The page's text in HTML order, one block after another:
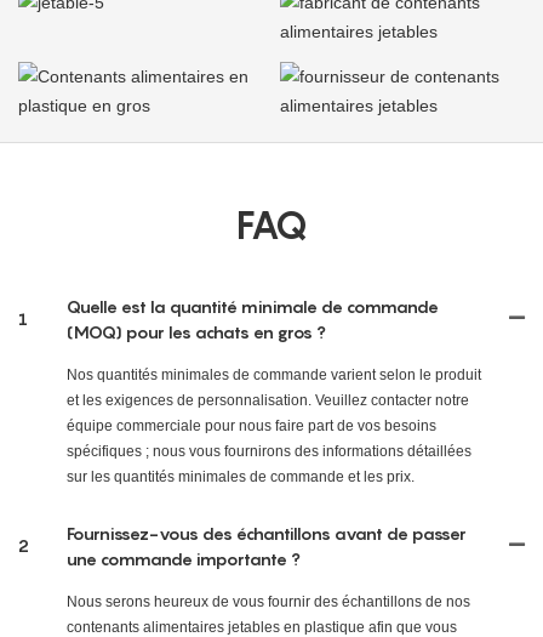
FAQ
1
Quelle est la quantité minimale de commande
(MOQ) pour les achats en gros ?
Nos quantités minimales de commande varient selon le produit
et les exigences de personnalisation. Veuillez contacter notre
équipe commerciale pour nous faire part de vos besoins
spécifiques ; nous vous fournirons des informations détaillées
sur les quantités minimales de commande et les prix.
2
Fournissez-vous des échantillons avant de passer
une commande importante ?
Nous serons heureux de vous fournir des échantillons de nos
contenants alimentaires jetables en plastique afin que vous